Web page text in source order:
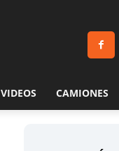
VIDEOS CAMIONES